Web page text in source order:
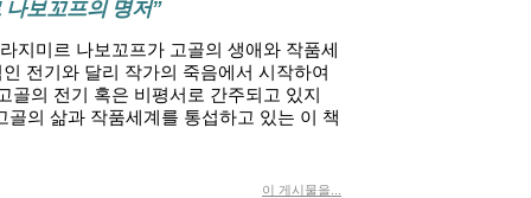
보꼬프의 명저”
지미르 나보꼬프가 고골의 생애와 작품세
전기와 달리 작가의 죽음에서 시작하여
골의 전기 혹은 비평서로 간주되고 있지
골의 삶과 작품세계를 통섭하고 있는 이 책
이 게시물을...